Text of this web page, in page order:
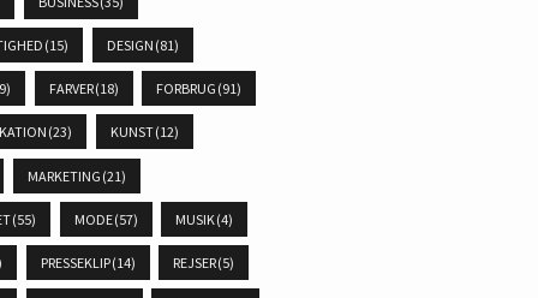
(15) DESIGN (81)
FARVER(18) FORBRUG (91)
(23) KUNST(12)
MARKETING (21)
(55) MODE(57) MUSIK (4)
PRESSEKLIP(14) REJSER(5)